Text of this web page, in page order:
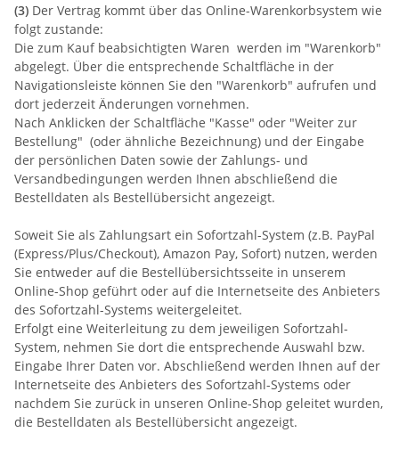
(3) Der Vertrag kommt über das Online-Warenkorbsystem wie
folgt zustande:
Die zum Kauf beabsichtigten Waren werden im "Warenkorb"
abgelegt. Über die entsprechende Schaltfläche in der
Navigationsleiste können Sie den "Warenkorb" aufrufen und
dort jederzeit Änderungen vornehmen.
Nach Anklicken der Schaltfläche "Kasse" oder "Weiter zur
Bestellung" (oder ähnliche Bezeichnung) und der Eingabe
der persönlichen Daten sowie der Zahlungs- und
Versandbedingungen werden Ihnen abschließend die
Bestelldaten als Bestellübersicht angezeigt.
Soweit Sie als Zahlungsart ein Sofortzahl-System (z.B. PayPal
(Express/Plus/Checkout), Amazon Pay, Sofort) nutzen, werden
Sie entweder auf die Bestellübersichtsseite in unserem
Online-Shop geführt oder auf die Internetseite des Anbieters
des Sofortzahl-Systems weitergeleitet.
Erfolgt eine Weiterleitung zu dem jeweiligen Sofortzahl-
System, nehmen Sie dort die entsprechende Auswahl bzw.
Eingabe Ihrer Daten vor. Abschließend werden Ihnen auf der
Internetseite des Anbieters des Sofortzahl-Systems oder
nachdem Sie zurück in unseren Online-Shop geleitet wurden,
die Bestelldaten als Bestellübersicht angezeigt.